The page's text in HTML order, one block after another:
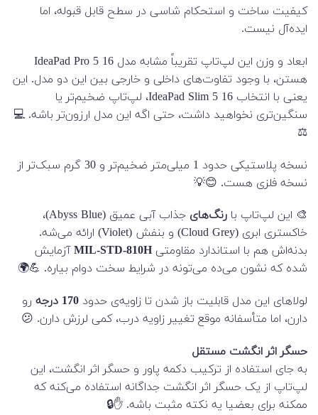
کیفیت ساخت و استحکام شاسی در سطح قابل قبوله، اما
ایده‌آل نیست.
ابعاد و وزن این لپ‌تاپ تقریباً مشابه مدل IdeaPad Pro 5 16
هستن، با وجود تفاوت‌های داخلی و خارجی بین این دو مدل. این
یعنی با انتخاب IdeaPad Slim 5 16، لپ‌تاپ ضخیم‌تر یا
سنگین‌تری نخواهید داشت، حتی اگه این مدل ارزون‌تر باشه. 💻
⚖️
نسخه پلاستیکی حدود 1 میلی‌متر ضخیم‌تر و 30 گرم سبک‌تر از
نسخه فلزی هست. 😊💡
🎨 این لپ‌تاپ با رنگ‌های
جذاب آبی عمیق (Abyss Blue)،
خاکستری ابری (Cloud Grey) و بنفش (Violet) ارائه می‌شه.
بدنه‌اش هم با استاندارد مقاومتیMIL-STD-810Hآزمایش
شده که نشون می‌ده می‌تونه در شرایط سخت دوام بیاره. 💪🌍
لولاهای این مدل قابلیت باز شدن تا زاویه‌ی حدود 170 درجه
رو
دارن، اما متأسفانه موقع تغییر زاویه درب، کمی لرزش دارن. 😕
حسگر اثر انگشت مستقل
به جای استفاده از ترکیب دکمه پاور و حسگر اثر انگشت، این
لپ‌تاپ از یک حسگر اثر انگشت جداگانه استفاده می‌کنه که
ممکنه برای بعضیا یه نکته مثبت باشه. ✋🔒